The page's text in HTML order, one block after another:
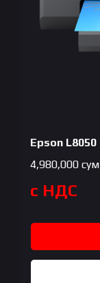
Epson L8050
4,980,000 сум
с НДС